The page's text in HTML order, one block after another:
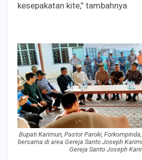
kesepakatan kite,” tambahnya.
Bupati Karimun, Pastor Paroki,
bersama di area Gereja Santo Joseph
Gereja Santo Joseph